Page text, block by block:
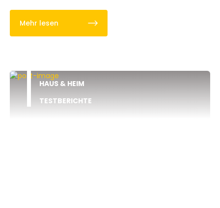
Mehr lesen
HAUS & HEIM
TESTBERICHTE